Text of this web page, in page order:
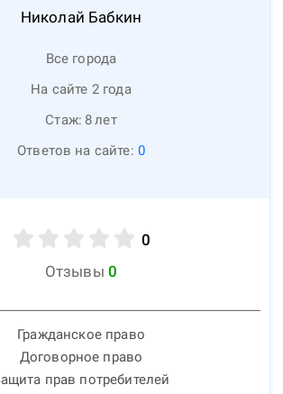
Николай Бабкин
Все города
На сайте 2 года
Стаж: 8лет
Ответов на сайте: 0
0
Отзывы 0
Гражданское право
Договорное право
прав потребителей